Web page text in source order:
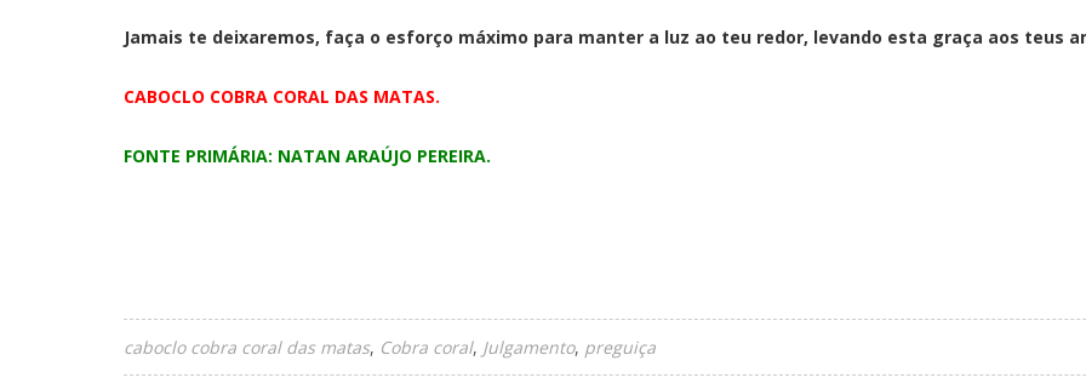
Jamais te deixaremos, faça o esforço máximo para manter a luz ao teu redor, levando esta graça aos teus
CABOCLO COBRA CORAL DAS MATAS.
FONTE PRIMÁRIA: NATAN ARAÚJO PEREIRA.
caboclo cobra coral das matas Cobra coral Julgamento preguiça